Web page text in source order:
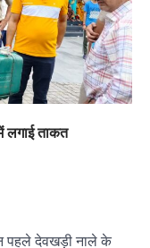
ताकत
पहले देवखड़ी नाले के